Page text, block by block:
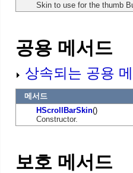
Skin to use for the thumb
공용 메서드
상속되는 공용
메서드
HScrollBarSkin()
Constructor.
보호 메서드